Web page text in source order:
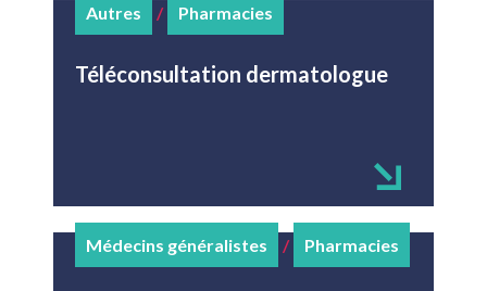
Autres / Pharmacies
Téléconsultation dermatologue
Médecins généralistes / Pharmacies